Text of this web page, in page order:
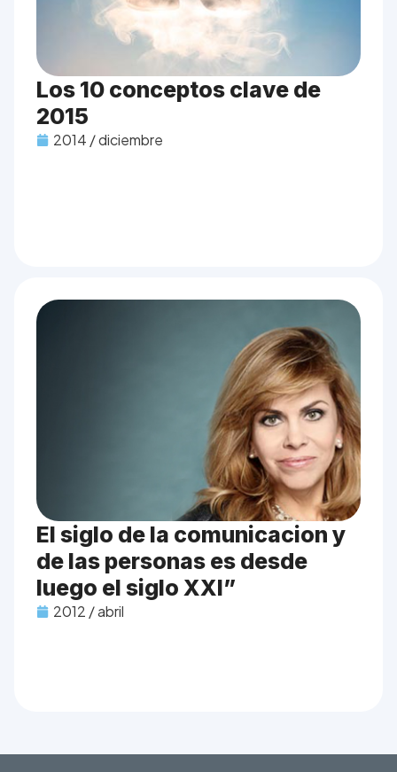
Los 10 conceptos clave de
2015
2014 / diciembre
El siglo de la comunicacion y
de las personas es desde
luego el siglo XXI”
2012 / abril